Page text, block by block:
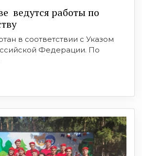
ведутся работы по
в соответствии с Указом
Федерации. По